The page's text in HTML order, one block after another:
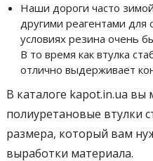
Наши дороги часто
другими реагентами для
условиях резина очень
В то время как втулка
отлично выдерживает
В каталоге kapot.in.ua вы
полиуретановые втулки
размера, который вам
выработки материала.